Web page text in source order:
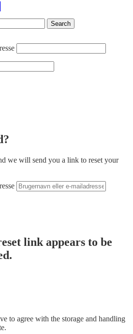
Search
we will send you a link to reset your
link appears to be
to agree with the storage and handling